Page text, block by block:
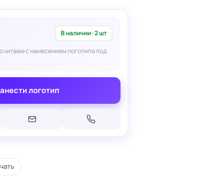
Печать на кепках
Печать на шопперах
Печать на футболках
В наличии · 2 шт
с нанесением логотипа под
логотип